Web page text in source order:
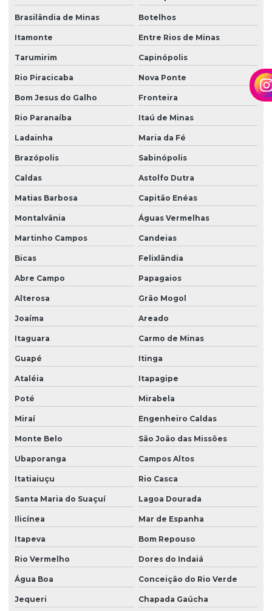
Brasilândia de Minas Botelhos
Itamonte Entre Rios de Minas
Tarumirim Capinópolis
Rio Piracicaba Nova Ponte
Bom Jesus do Galho Fronteira
Rio Paranaíba Itaú de Minas
Ladainha Maria da Fé
Brazópolis Sabinópolis
Caldas Astolfo Dutra
Matias Barbosa Capitão Enéas
Montalvânia Águas Vermelhas
Martinho Campos Candeias
Bicas Felixlândia
Abre Campo Papagaios
Alterosa Grão Mogol
Joaíma Areado
Itaguara Carmo de Minas
Guapé Itinga
Ataléia Itapagipe
Poté Mirabela
Miraí Engenheiro Caldas
Monte Belo São João das Missões
Ubaporanga Campos Altos
Itatiaiuçu Rio Casca
Santa Maria do Suaçuí Lagoa Dourada
Ilicínea Mar de Espanha
Itapeva Bom Repouso
Rio Vermelho Dores do Indaiá
Água Boa Conceição do Rio Verde
Jequeri Chapada Gaúcha